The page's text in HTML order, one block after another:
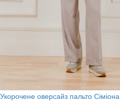
Укорочене оверсайз пальто Сіміона